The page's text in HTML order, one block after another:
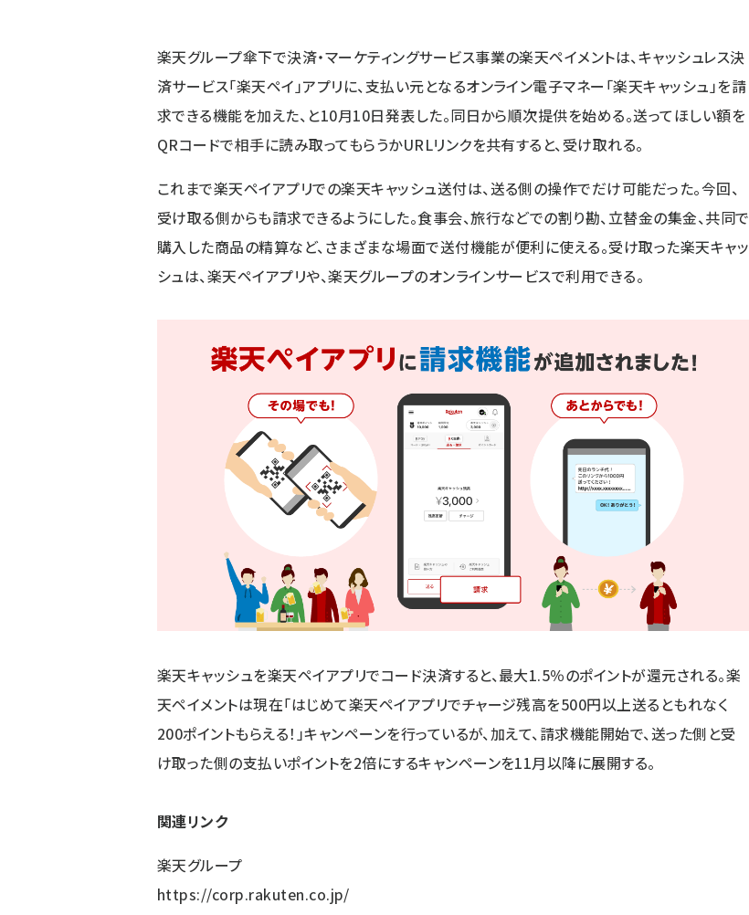
楽天グループ傘下で決済・マーケティングサービス事業の楽天ペイメントは、キャッシュレス決
済サービス「楽天ペイ」アプリに、支払い元となるオンライン電子マネー「楽天キャッシュ」を請
求できる機能を加えた、と10月10日発表した。同日から順次提供を始める。送ってほしい額を
QRコードで相手に読み取ってもらうかURLリンクを共有すると、受け取れる。
これまで楽天ペイアプリでの楽天キャッシュ送付は、送る側の操作でだけ可能だった。今回、
受け取る側からも請求できるようにした。食事会、旅行などでの割り勘、立替金の集金、共同で
購入した商品の精算など、さまざまな場面で送付機能が便利に使える。受け取った楽天キャッ
シュは、楽天ペイアプリや、楽天グループのオンラインサービスで利用できる。
楽天キャッシュを楽天ペイアプリでコード決済すると、最大1.5％のポイントが還元される。楽
天ペイメントは現在「はじめて楽天ペイアプリでチャージ残高を500円以上送るともれなく
200ポイントもらえる！」キャンペーンを行っているが、加えて、請求機能開始で、送った側と受
け取った側の支払いポイントを2倍にするキャンペーンを11月以降に展開する。
関連リンク
楽天グループ
https://corp.rakuten.co.jp/